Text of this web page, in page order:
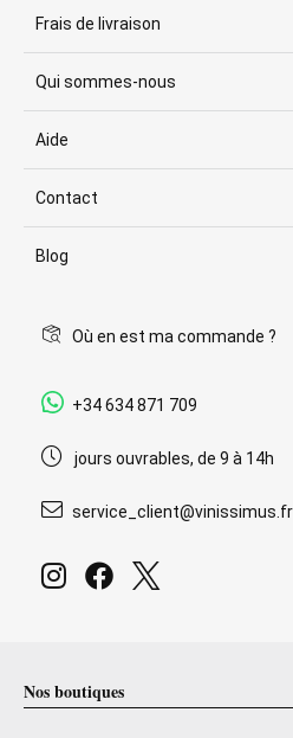
Frais de livraison
Qui sommes-nous
Aide
Contact
Blog
Où en est ma commande ?
+34 634 871 709
jours ouvrables, de 9 à 14h
service_client@vinissimus.fr
Nos boutiques